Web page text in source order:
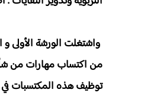
واشتغلت الورشة الأولى
من اكتساب مهارات من
توظيف هذه المكتسبات